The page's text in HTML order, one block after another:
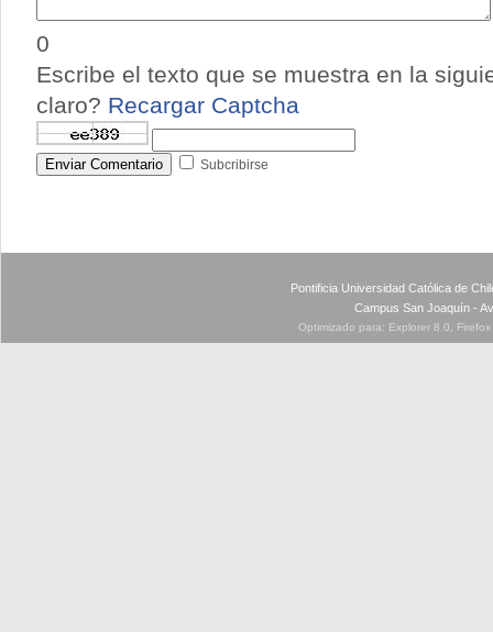
0
Escribe el texto que se muestra en la
claro? Recargar Captcha
Enviar Comentario Subcribirse
Pontificia Universidad Católica de
Campus San Joaquín -
Optimizado para: Explorer 8.0,